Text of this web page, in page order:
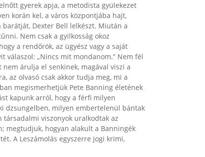
gyerek apja, a metodista gyülekezet
korán kel, a város központjába hajt,
Dexter Bell lelkészt. Miután a
Nem csak a gyilkosság okoz
a rendőrök, az ügyész vagy a saját
válaszol: „Nincs mit mondanom.” Nem fél
árulja el senkinek, magával viszi a
az olvasó csak akkor tudja meg, mi a
megismerhetjük Pete Banning életének
kapunk arról, hogy a férfi milyen
dzsungelben, milyen embertelenül bántak
viszonyok uralkodtak az
megtudjuk, hogyan alakult a Banningék
A Leszámolás egyszerre jogi krimi,